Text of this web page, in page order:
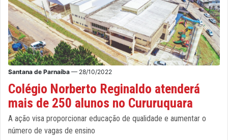
Santana de Parnaíba — 28/10/2022
Colégio Norberto Reginaldo atenderá
mais de 250 alunos no Cururuquara
A ação visa proporcionar educação de qualidade e aumentar o
número de vagas de ensino